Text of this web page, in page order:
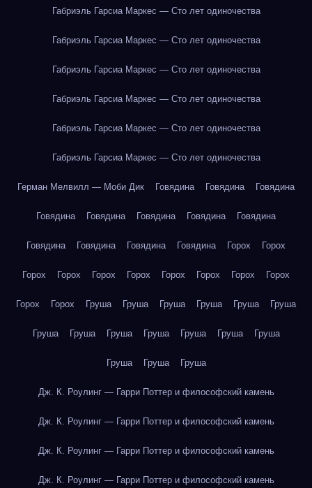
Габриэль Гарсиа Маркес — Сто лет одиночества
Габриэль Гарсиа Маркес — Сто лет одиночества
Габриэль Гарсиа Маркес — Сто лет одиночества
Габриэль Гарсиа Маркес — Сто лет одиночества
Габриэль Гарсиа Маркес — Сто лет одиночества
Габриэль Гарсиа Маркес — Сто лет одиночества
Герман Мелвилл — Моби Дик Говядина Говядина Говядина
Говядина Говядина Говядина Говядина Говядина
Говядина Говядина Говядина Говядина Горох Горох
Горох Горох Горох Горох Горох Горох Горох Горох
Горох Горох Груша Груша Груша Груша Груша Груша
Груша Груша Груша Груша Груша Груша Груша
Груша Груша Груша
Дж. К. Роулинг — Гарри Поттер и философский камень
Дж. К. Роулинг — Гарри Поттер и философский камень
Дж. К. Роулинг — Гарри Поттер и философский камень
Дж. К. Роулинг — Гарри Поттер и философский камень